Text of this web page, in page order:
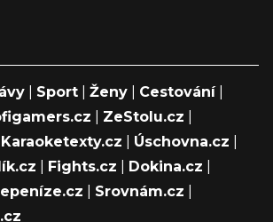
Sport Ženy Cestování|
ZeStolu.cz
Karaoketexty.cz Úschovna.cz
Fights.cz Dokina.cz
Srovnám.cz